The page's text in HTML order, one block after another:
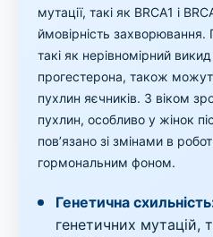
мутації, такі як BRCA1 і
ймовірність
такі як нерівномірний
прогестерона, також
пухлин яєчників. З віком
пухлин, особливо у жінок
пов’язано зі змінами в
гормональним фоном.
Генетична
генетичних мутацій,